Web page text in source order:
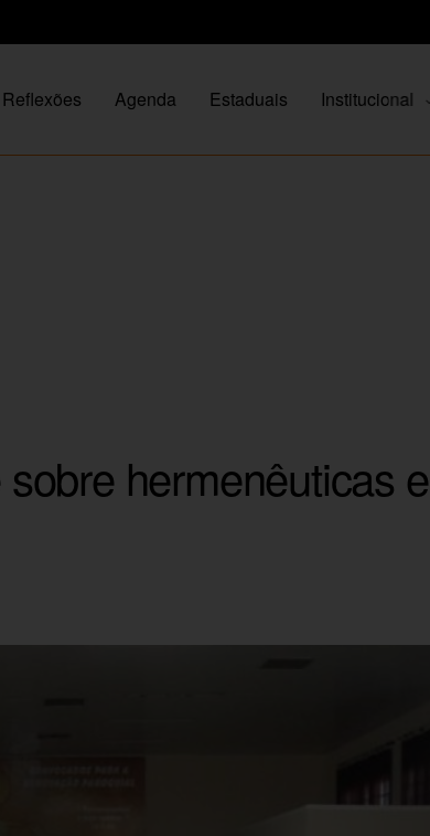
Reflexões Agenda Estaduais Institucional
hermenêuticas e